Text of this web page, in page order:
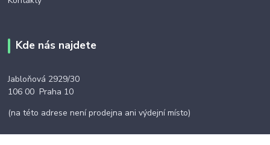
Kde nás najdete
Jabloňová 2929/30
106 00 Praha 10
(na této adrese není prodejna ani výdejní místo)